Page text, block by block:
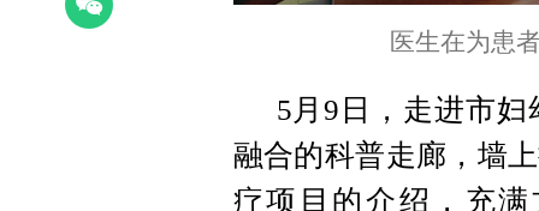
医生在为患
5月9日，走进市
融合的科普走廊，墙
疗项目的介绍，充